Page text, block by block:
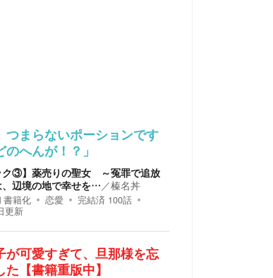
つまらないポーションです
へんが！？」
ク③】薬売りの聖女 ～冤罪で追放
、辺境の地で幸せを…／榛名丼
書籍化 恋愛 完結済 100話
更新
が可愛すぎて、旦那様を忘
た【書籍重版中】